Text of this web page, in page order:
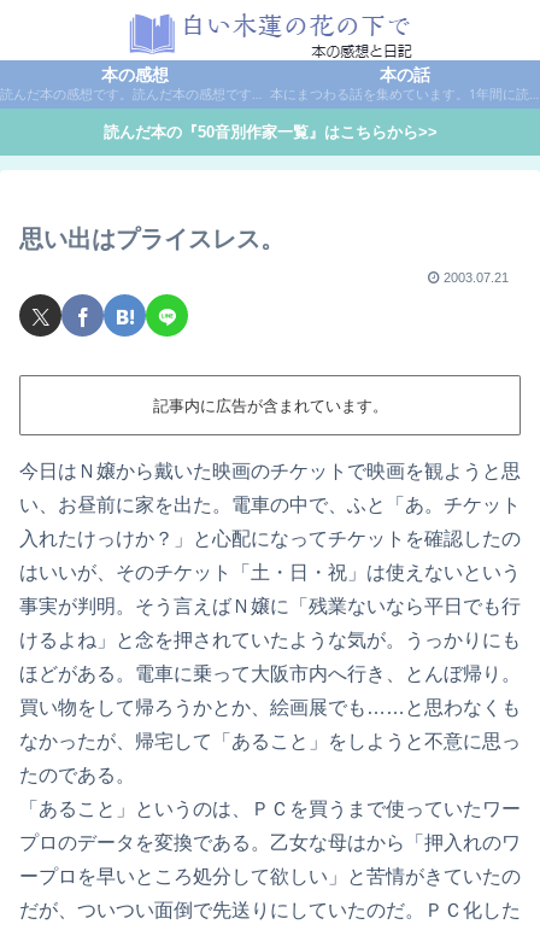
本の感想
読んだ本の感想です。読んだ本の感想です。本は作家名で50音別に分類しています。
本の話
本にまつわる話を集めています。1年間に読んだ本の総括や、本に関する話題など。
読んだ本の『50音別作家一覧』はこちらから>>
思い出はプライスレス。
2003.07.21
記事内に広告が含まれています。
今日はＮ嬢から戴いた映画のチケットで映画を観ようと思
い、お昼前に家を出た。電車の中で、ふと「あ。チケット
入れたけっけか？」と心配になってチケットを確認したの
はいいが、そのチケット「土・日・祝」は使えないという
事実が判明。そう言えばＮ嬢に「残業ないなら平日でも行
けるよね」と念を押されていたような気が。うっかりにも
ほどがある。電車に乗って大阪市内へ行き、とんぼ帰り。
買い物をして帰ろうかとか、絵画展でも……と思わなくも
なかったが、帰宅して「あること」をしようと不意に思っ
たのである。
「あること」というのは、ＰＣを買うまで使っていたワー
プロのデータを変換である。乙女な母はから「押入れのワ
ープロを早いところ処分して欲しい」と苦情がきていたの
だが、ついつい面倒で先送りにしていたのだ。ＰＣ化した